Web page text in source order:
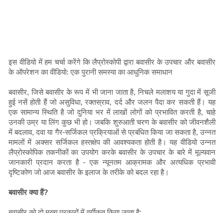
इस वीडियो में हम चर्चा करेंगे कि लैप्रोस्कोपी द्वारा बवासीर के उपचार और बवासीर
के ऑपरेशन का वीडियो: एक पुरानी समस्या का आधुनिक समाधान
बवासीर, जिसे बवासीर के रूप में भी जाना जाता है, निचले मलाशय या गुदा में सूजी
हुई नसें होती हैं जो असुविधा, रक्तस्राव, दर्द और जलन पैदा कर सकती हैं। यह
एक सामान्य स्थिति है जो दुनिया भर में लाखों लोगों को प्रभावित करती है, चाहे
उनकी उम्र या लिंग कुछ भी हो। जबकि शुरुआती चरण के बवासीर को जीवनशैली
में बदलाव, दवा या गैर-सर्जिकल प्रक्रियाओं से प्रबंधित किया जा सकता है, उन्नत
मामलों में अक्सर सर्जिकल हस्तक्षेप की आवश्यकता होती है। यह वीडियो उन्नत
लैप्रोस्कोपिक तकनीकों का उपयोग करके बवासीर के उपचार के बारे में मूल्यवान
जानकारी प्रदान करता है - एक न्यूनतम आक्रामक और अत्यधिक प्रभावी
दृष्टिकोण जो आज बवासीर के इलाज के तरीके को बदल रहा है।
बवासीर क्या हैं?